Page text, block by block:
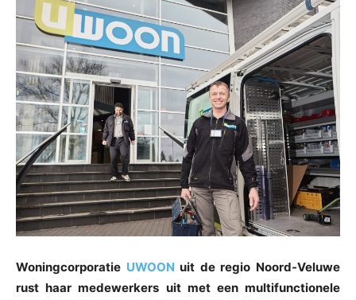
Woningcorporatie UWOON uit de regio Noord-Veluwe
rust haar medewerkers uit met een multifunctionele